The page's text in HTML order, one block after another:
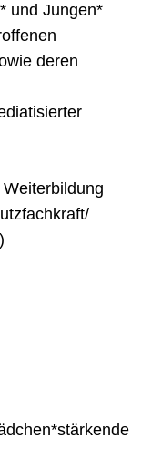
und Jungen*
deren